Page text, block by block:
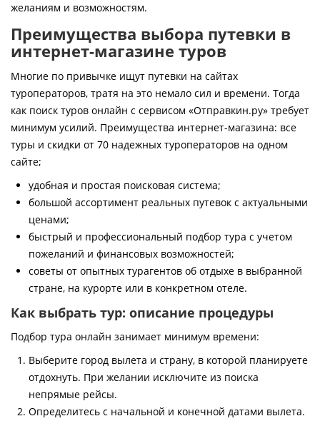
желаниям и возможностям.
Преимущества выбора путевки в
интернет-магазине туров
Многие по привычке ищут путевки на сайтах
туроператоров, тратя на это немало сил и времени. Тогда
как поиск туров онлайн с сервисом «Отправкин.ру» требует
минимум усилий. Преимущества интернет-магазина: все
туры и скидки от 70 надежных туроператоров на одном
сайте;
удобная и простая поисковая система;
большой ассортимент реальных путевок с актуальными
ценами;
быстрый и профессиональный подбор тура с учетом
пожеланий и финансовых возможностей;
советы от опытных турагентов об отдыхе в выбранной
стране, на курорте или в конкретном отеле.
Как выбрать тур: описание процедуры
Подбор тура онлайн занимает минимум времени:
Выберите город вылета и страну, в которой планируете
отдохнуть. При желании исключите из поиска
непрямые рейсы.
Определитесь с начальной и конечной датами вылета.